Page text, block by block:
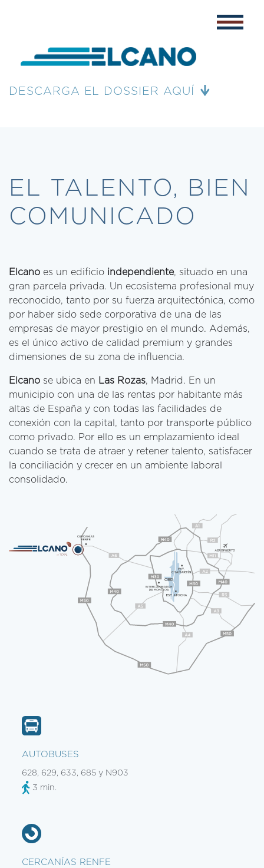
DESCARGA EL DOSSIER AQUÍ
EL TALENTO, BIEN
COMUNICADO
Elcano es un edificio independiente, situado en una
gran parcela privada. Un ecosistema profesional muy
reconocido, tanto por su fuerza arquitectónica, como
por haber sido sede corporativa de una de las
empresas de mayor prestigio en el mundo. Además,
es el único activo de calidad premium y grandes
dimensiones de su zona de influencia.
Elcano se ubica en Las Rozas, Madrid. En un
municipio con una de las rentas por habitante más
altas de España y con todas las facilidades de
conexión con la capital, tanto por transporte público
como privado. Por ello es un emplazamiento ideal
cuando se trata de atraer y retener talento, satisfacer
la conciliación y crecer en un ambiente laboral
consolidado.
AUTOBUSES
628, 629, 633, 685 y N903
3 min.
CERCANÍAS RENFE